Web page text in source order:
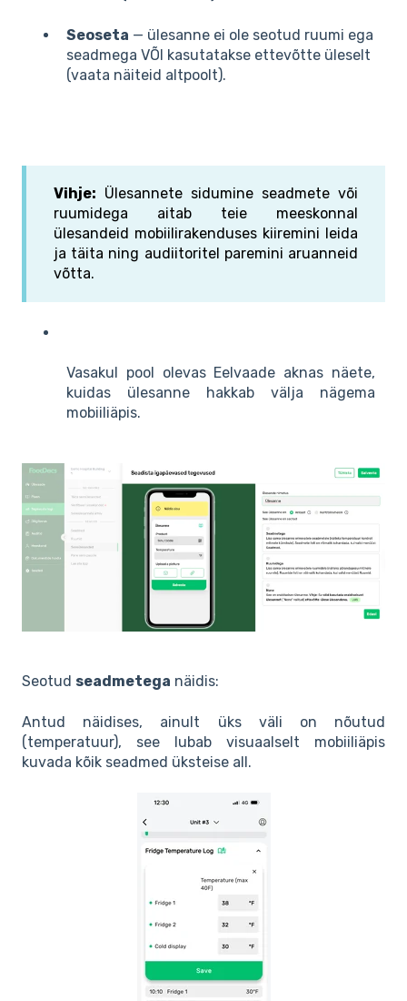
Seoseta — ülesanne ei ole seotud ruumi ega
seadmega VÕI kasutatakse ettevõtte üleselt
(vaata näiteid altpoolt).
Vihje: Ülesannete sidumine seadmete või
ruumidega aitab teie meeskonnal
ülesandeid mobiilirakenduses kiiremini leida
ja täita ning audiitoritel paremini aruanneid
võtta.
Vasakul pool olevas Eelvaade aknas näete,
kuidas ülesanne hakkab välja nägema
mobiiliäpis.
Seotud seadmetega näidis:
Antud näidises, ainult üks väli on nõutud
(temperatuur), see lubab visuaalselt mobiiliäpis
kuvada kõik seadmed üksteise all.